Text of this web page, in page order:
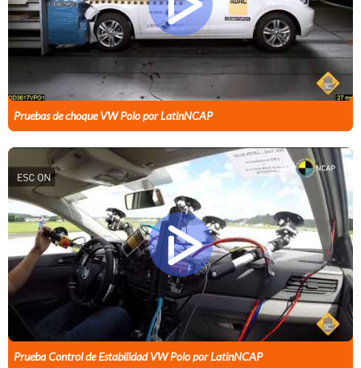
Pruebas de choque VW Polo por LatinNCAP
Prueba Control de Estabilidad VW Polo por LatinNCAP